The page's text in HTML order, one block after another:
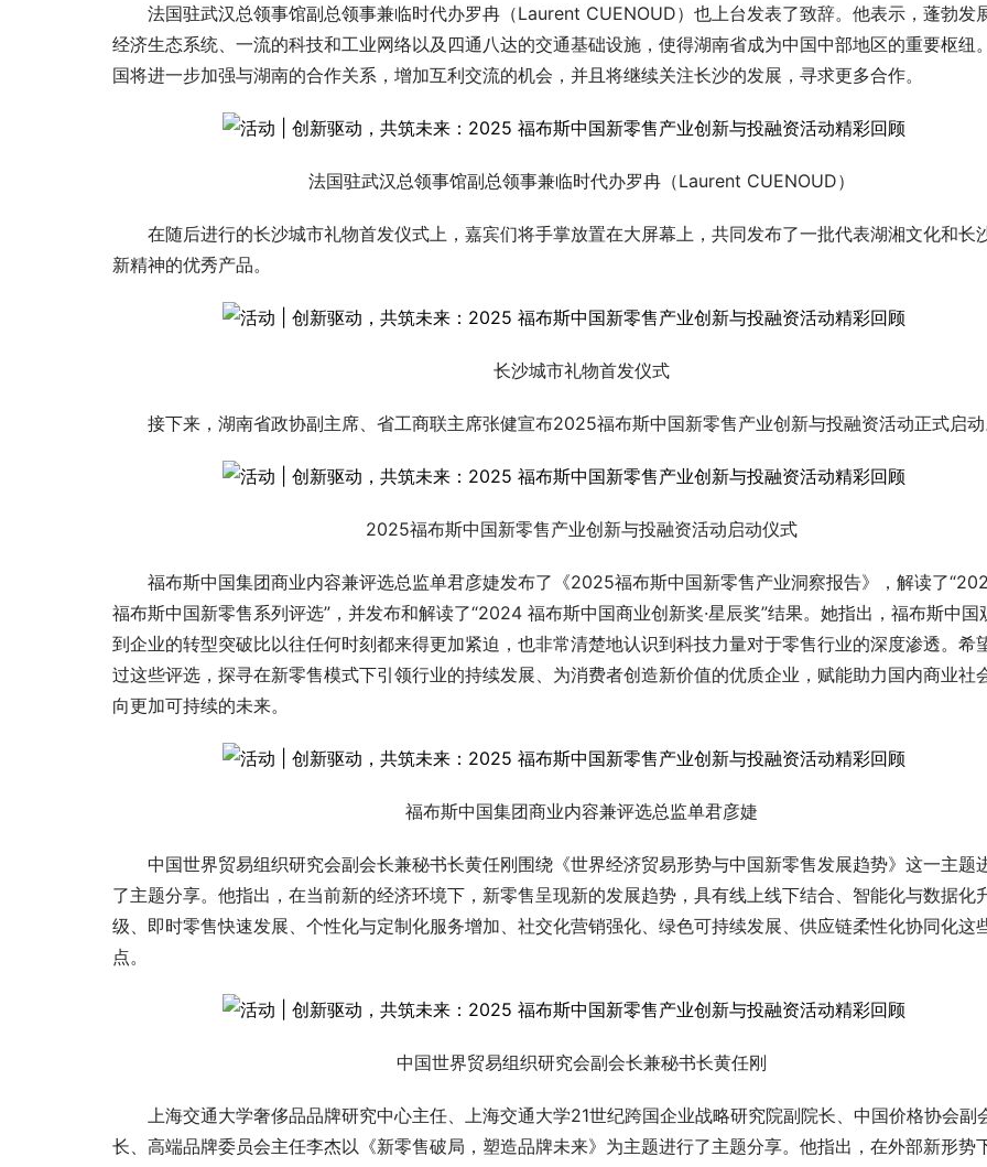
法国驻武汉总领事馆副总领事兼临时代办罗冉（Laurent CUENOUD）也上台发表了致辞。他表示，蓬勃发
经济生态系统、一流的科技和工业网络以及四通八达的交通基础设施，使得湖南省成为中国中部地区的重要枢纽
国将进一步加强与湖南的合作关系，增加互利交流的机会，并且将继续关注长沙的发展，寻求更多合作。
法国驻武汉总领事馆副总领事兼临时代办罗冉（Laurent CUENOUD）
在随后进行的长沙城市礼物首发仪式上，嘉宾们将手掌放置在大屏幕上，共同发布了一批代表湖湘文化和长
新精神的优秀产品。
长沙城市礼物首发仪式
接下来，湖南省政协副主席、省工商联主席张健宣布2025福布斯中国新零售产业创新与投融资活动正式启动
2025福布斯中国新零售产业创新与投融资活动启动仪式
福布斯中国集团商业内容兼评选总监单君彦婕发布了《2025福布斯中国新零售产业洞察报告》，解读了
福布斯中国新零售系列评选”，并发布和解读了“2024 福布斯中国商业创新奖·星辰奖”结果。她指出，福布斯中国
到企业的转型突破比以往任何时刻都来得更加紧迫，也非常清楚地认识到科技力量对于零售行业的深度渗透。希
过这些评选，探寻在新零售模式下引领行业的持续发展、为消费者创造新价值的优质企业，赋能助力国内商业社
向更加可持续的未来。
福布斯中国集团商业内容兼评选总监单君彦婕
中国世界贸易组织研究会副会长兼秘书长黄任刚围绕《世界经济贸易形势与中国新零售发展趋势》这一主题
了主题分享。他指出，在当前新的经济环境下，新零售呈现新的发展趋势，具有线上线下结合、智能化与数据化
级、即时零售快速发展、个性化与定制化服务增加、社交化营销强化、绿色可持续发展、供应链柔性化协同化这
点。
中国世界贸易组织研究会副会长兼秘书长黄任刚
上海交通大学奢侈品品牌研究中心主任、上海交通大学21世纪跨国企业战略研究院副院长、中国价格协会副
长、高端品牌委员会主任李杰以《新零售破局，塑造品牌未来》为主题进行了主题分享。他指出，在外部新形势